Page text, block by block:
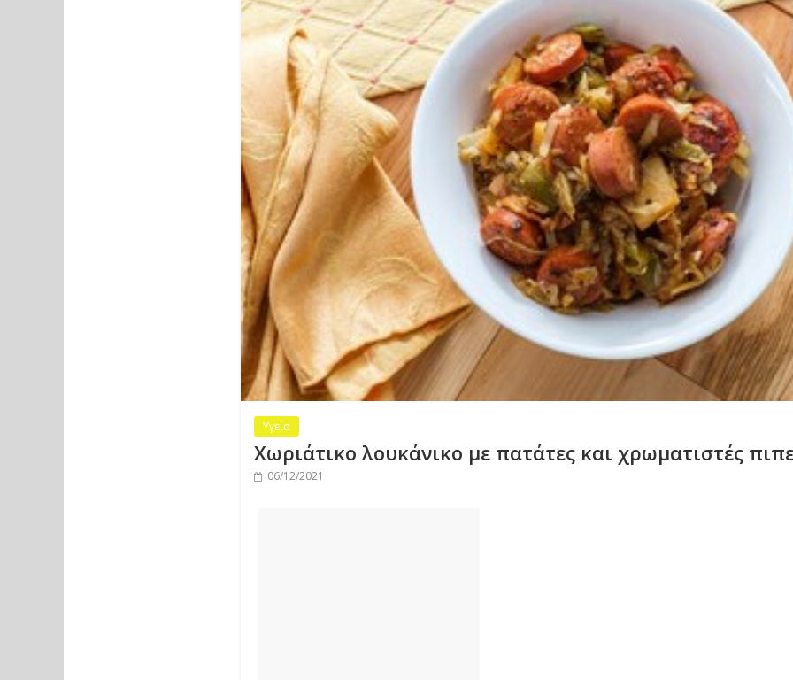
Υγεία
Χωριάτικο λουκάνικο με πατάτες και χρωματιστές
06/12/2021